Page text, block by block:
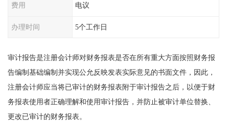
费用 电议
办理时间 5个工作日
审计报告是注册会计师对财务报表是否在所有重大方面按照财务报
告编制基础编制并实现公允反映发表实际意见的书面文件，因此，
注册会计师应当将已审计的财务报表附于审计报告之后，以便于财
务报表使用者正确理解和使用审计报告，并防止被审计单位替换、
更改已审计的财务报表。